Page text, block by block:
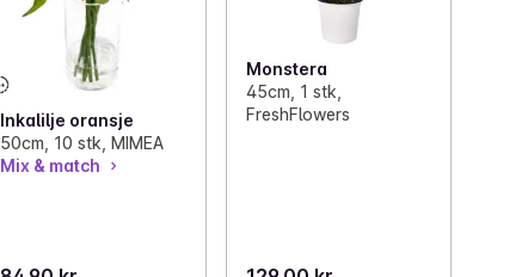
Inkalilje oransje
50cm, 10 stk, MIMEA
Mix & match
Monstera
45cm, 1 stk,
FreshFlowers